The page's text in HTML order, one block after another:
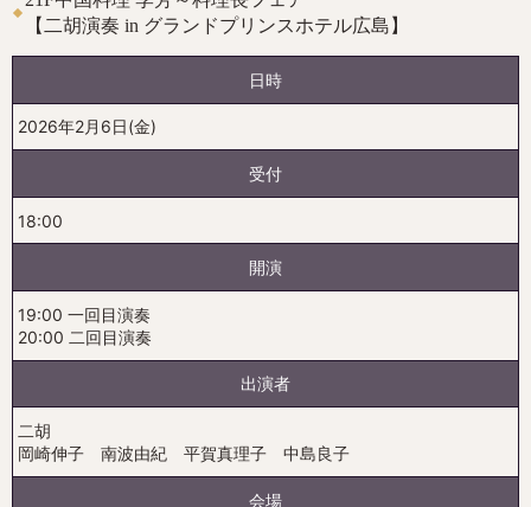
【二胡演奏 in グランドプリンスホテル広島】
日時
2026年2月6日(金)
受付
18:00
開演
19:00 一回目演奏
20:00 二回目演奏
出演者
二胡
岡崎伸子 南波由紀 平賀真理子 中島良子
会場